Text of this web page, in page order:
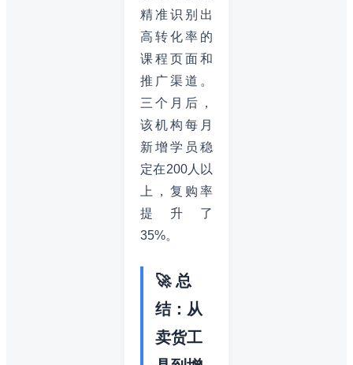
精准识别出
高转化率的
课程页面和
推广渠道。
三个月后，
该机构每月
新增学员稳
定在200人以
上，复购率
提升了
35%。
🚀 总
结：从
卖货工